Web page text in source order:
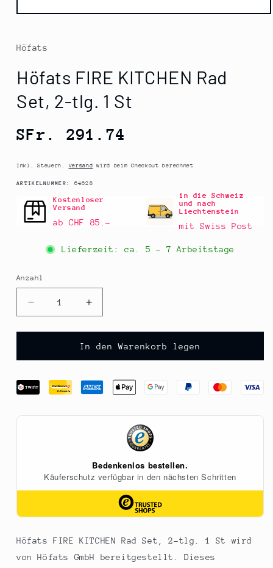
Medien
Modal
öffnen
Höfats
Höfats FIRE KITCHEN Rad
Set, 2-tlg. 1 St
Normaler
SFr. 291.74
Inkl. Steuern.Versand wird beim Checkout berechnet
ARTIKELNUMMER: SKU:
64628
Kostenloser
Versand
ab CHF 85.–
in die Schweiz
und nach
Liechtenstein
mit Swiss Post
Lieferzeit: ca. 5 - 7 Arbeitstage
Anzahl
Anzahl
Verringere
die
Menge
Höfats
KITCHEN
Rad
Erhöhe
die
Menge
für
Höfats
KITCHEN
Rad
St
In den Warenkorb legen
Höfats FIRE KITCHEN Rad Set, 2-tlg. 1 St wird
von Höfats GmbH bereitgestellt. Dieses